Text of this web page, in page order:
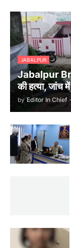
JABALPUR
Jabalpur
की हत्या, जांच
by Editor In Chief -